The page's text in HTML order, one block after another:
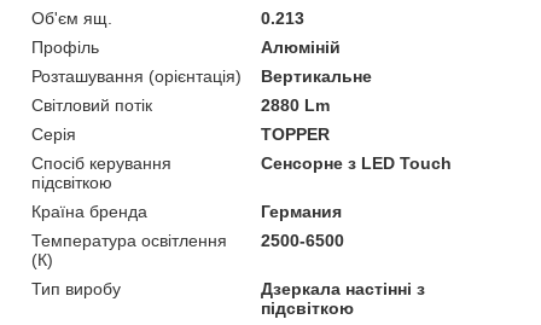
Об'єм ящ.
0.213
Профіль
Алюміній
Розташування (орієнтація)
Вертикальне
Світловий потік
2880 Lm
Серія
TOPPER
Спосіб керування
підсвіткою
Сенсорне з LED Touch
Країна бренда
Германия
Температура освітлення
(К)
2500-6500
Тип виробу
Дзеркала настінні з
підсвіткою